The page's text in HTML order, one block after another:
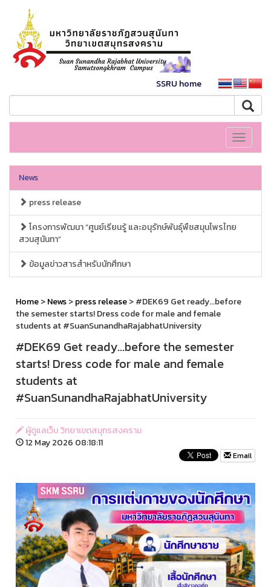
SSRU home
Toggle
News
press release
โครงการพัฒนา “ศูนย์เรียนรู้ และอนุรักษ์พันธุ์พืชสมุนไพรไทย
สวนสุนันทา”
ข้อมูลข่าวสารสำหรับนักศึกษา
Home>News>press release> #DEK69 Get ready...before
the semester starts! Dress code for male and female
students at #SuanSunandhaRajabhatUniversity
#DEK69 Get ready...before the semester
starts! Dress code for male and female
students at
#SuanSunandhaRajabhatUniversity
ผู้ดูแลเว็บ วิทยาเขตสมุทรสงคราม
12 May 2026 08:18:11
Email